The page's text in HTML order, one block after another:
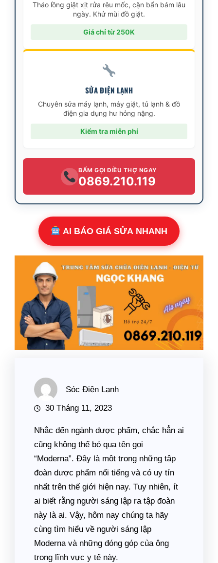
Tháo lồng giặt xịt rửa rêu mốc, cặn bẩn bám lâu
ngày. Khử mùi đồ giặt.
Giá chỉ từ 250K
SỬA ĐIỆN LẠNH
Chuyên sửa máy lạnh, máy giặt, tủ lạnh & đồ
điện gia dụng hư hỏng nặng.
Kiểm tra miễn phí
BẤM GỌI ĐIỀU THỢ NGAY
0869.210.119
AI BÁO GIÁ SỬA NHANH
Sóc Điện Lạnh
30 Tháng 11, 2023
Nhắc đến ngành dược phẩm, chắc hẳn ai
cũng không thể bỏ qua tên gọi
“Moderna”. Đây là một trong những tập
đoàn dược phẩm nổi tiếng và có uy tín
nhất trên thế giới hiện nay. Tuy nhiên, ít
ai biết rằng người sáng lập ra tập đoàn
này là ai. Vậy, hôm nay chúng ta hãy
cùng tìm hiểu về người sáng lập
Moderna và những đóng góp của ông
trong lĩnh vực y tế này.